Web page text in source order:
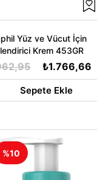
Yüz ve Vücut İçin
Krem 453GR
₺1.766,66
Sepete Ekle
%10